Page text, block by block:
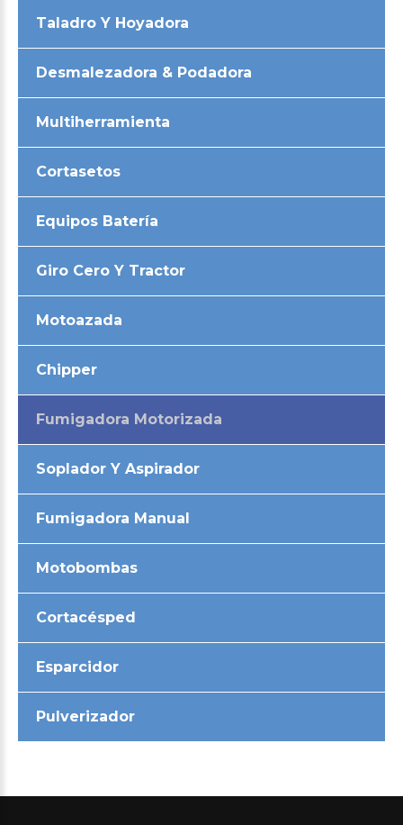
Taladro Y Hoyadora
Desmalezadora & Podadora
Multiherramienta
Cortasetos
Equipos Batería
Giro Cero Y Tractor
Motoazada
Chipper
Fumigadora Motorizada
Soplador Y Aspirador
Fumigadora Manual
Motobombas
Cortacésped
Esparcidor
Pulverizador